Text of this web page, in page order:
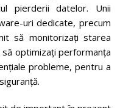
pierderii datelor. Unii
uri dedicate, precum
să monitorizați starea
optimizați performanța
probleme, pentru a